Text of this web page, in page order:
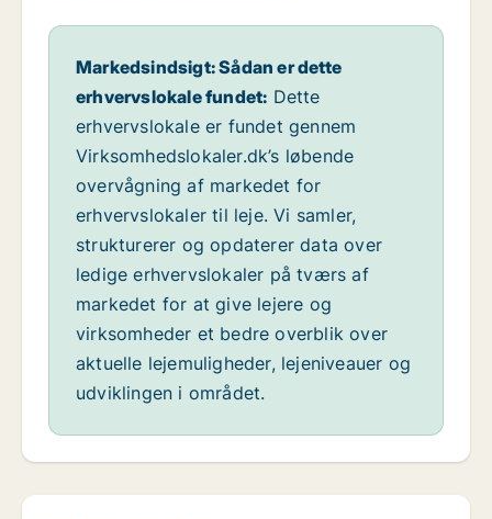
Markedsindsigt: Sådan er dette
erhvervslokale fundet: Dette
erhvervslokale er fundet gennem
Virksomhedslokaler.dk’s løbende
overvågning af markedet for
erhvervslokaler til leje. Vi samler,
strukturerer og opdaterer data over
ledige erhvervslokaler på tværs af
markedet for at give lejere og
virksomheder et bedre overblik over
aktuelle lejemuligheder, lejeniveauer og
udviklingen i området.